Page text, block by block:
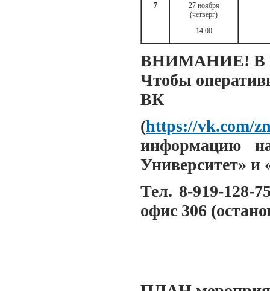
7
27 ноября
(четверг)
14:00
ВНИМАНИЕ! В
Чтобы
ВК
(https://vk.com/
информацию
Университет» и
Тел. 8-919-128-
офис 306